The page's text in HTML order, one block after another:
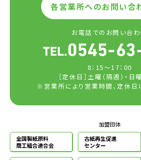
各営業所へのお問い合
お電話でのお問い合
8：15～17：00
［定休日］土曜（隔週）・日
※営業所により営業時間、定休日
加盟団体
全国製紙原料
商工組合連合会
古紙再生促進
センター